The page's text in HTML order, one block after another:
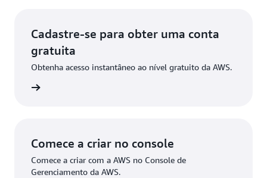
Cadastre-se para obter uma conta
gratuita
Obtenha acesso instantâneo ao nível gratuito da AWS.
Comece a criar no console
Comece a criar com a AWS no Console de
Gerenciamento da AWS.